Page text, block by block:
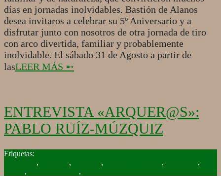
días en jornadas inolvidables. Bastión de Alanos
desea invitaros a celebrar su 5º Aniversario y a
disfrutar junto con nosotros de otra jornada de tiro
con arco divertida, familiar y probablemente
inolvidable. El sábado 31 de Agosto a partir de
lasLEER MÁS ➵
ENTREVISTA «ARQUER@S»:
PABLO RUÍZ-MÚZQUIZ
2019-
, , , , ,
, ,